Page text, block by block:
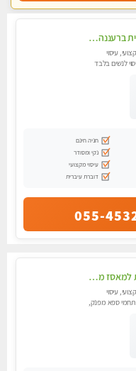
בקליניקה פרטית ברעננה עיסוי לחידוש אנרגיות עיסוי מומלץ מאוד !
עיסוי
לנשים בלבד
חניה חינם
נקי ומסודר
עיסוי מקצועי
דוברת עיברית
055-
מעסה איכותית למאסז מקצועי ומפנק לכל שרירי הגוף עיסוי מקצועי עיסוי לכל הגוף מכף רגל עד הראש . ללא מין
עיסוי
ספא מפנק,